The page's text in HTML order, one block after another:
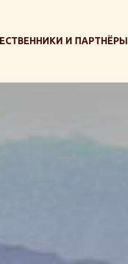
И ПАРТНЁРЫ